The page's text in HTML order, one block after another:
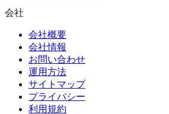
会社
会社概要
会社情報
お問い合わせ
運用方法
サイトマップ
プライバシー
利用規約